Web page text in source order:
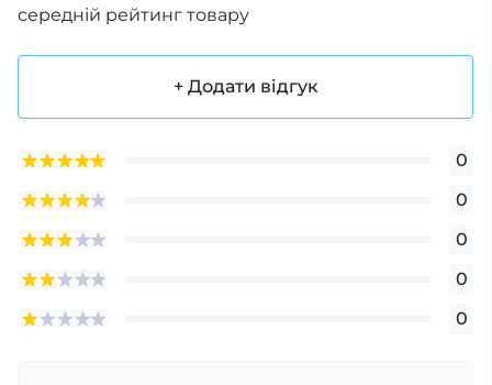
середній рейтинг товару
+ Додати відгук
0
0
0
0
0